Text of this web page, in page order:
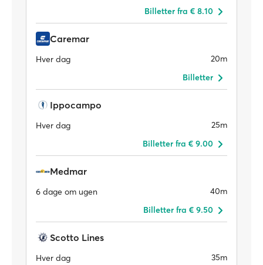
Billetter fra € 8.10
Caremar
Hver dag
20m
Billetter
Ippocampo
Hver dag
25m
Billetter fra € 9.00
Medmar
6 dage om ugen
40m
Billetter fra € 9.50
Scotto Lines
Hver dag
35m